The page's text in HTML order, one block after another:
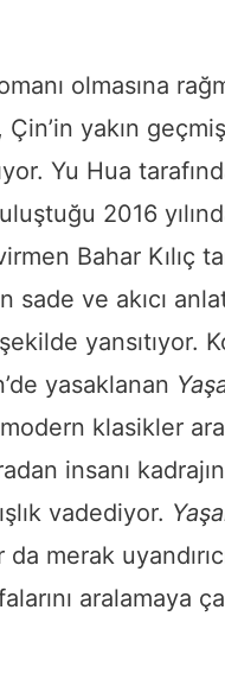
olmasına
, Çin’in yakın
Yu Hua
2016
Bahar Kılıç
sade ve akıcı
yansıtıyor.
yasaklanan
klasikler
insanı
vadediyor.
merak
aralamaya